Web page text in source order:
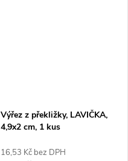
Výřez z překližky, LAVIČKA,
4,9x2 cm, 1 kus
16,53 Kč bez DPH